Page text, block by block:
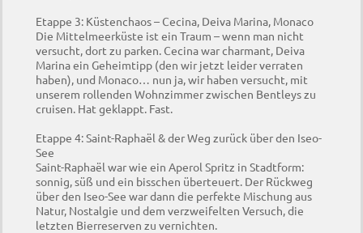
Etappe 3: Küstenchaos – Cecina, Deiva Marina, Monaco
Die Mittelmeerküste ist ein Traum – wenn man nicht
versucht, dort zu parken. Cecina war charmant, Deiva
Marina ein Geheimtipp (den wir jetzt leider verraten
haben), und Monaco… nun ja, wir haben versucht, mit
unserem rollenden Wohnzimmer zwischen Bentleys zu
cruisen. Hat geklappt. Fast.
Etappe 4: Saint-Raphaël & der Weg zurück über den Iseo-
See
Saint-Raphaël war wie ein Aperol Spritz in Stadtform:
sonnig, süß und ein bisschen überteuert. Der Rückweg
über den Iseo-See war dann die perfekte Mischung aus
Natur, Nostalgie und dem verzweifelten Versuch, die
letzten Bierreserven zu vernichten.